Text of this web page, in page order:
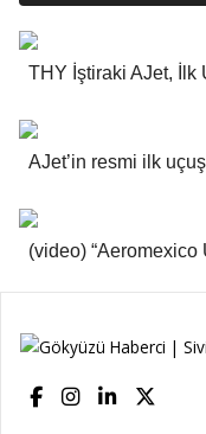
THY İştiraki AJet, İlk
AJet’in resmi ilk
(video) “Aeromexico